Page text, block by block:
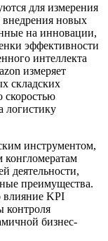
для измерения
новых
на инновации,
эффективности
интеллекта
измеряет
складских
скоростью
логистику
инструментом,
конгломератам
деятельности,
преимущества.
влияние KPI
контроля
бизнес-